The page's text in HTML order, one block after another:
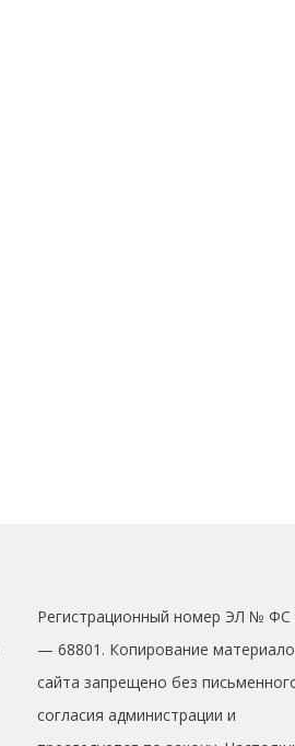
Регистрационный номер ЭЛ № ФС
— 68801. Копирование
сайта запрещено без
согласия администрации и